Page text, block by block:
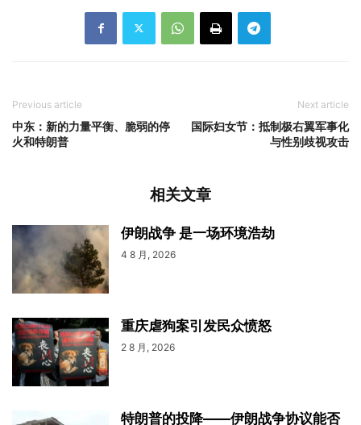
Previous article
中东：新的力量平衡、脆弱的停
火和特朗普
Next article
国际妇女节：抵制极右翼军事化
与性别歧视攻击
相关文章
伊朗战争 是一场环境浩劫
4 8 月, 2026
重庆虐狗案引发民众愤怒
2 8 月, 2026
特朗普的投降——伊朗战争协议能否